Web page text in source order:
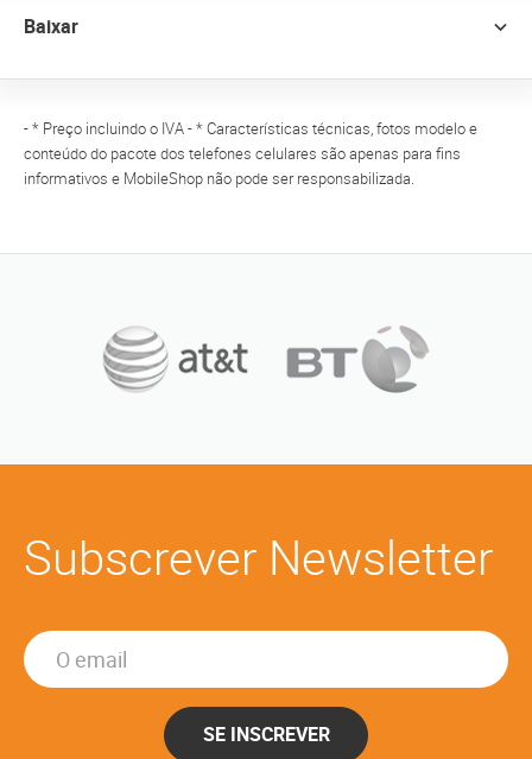
Baixar
- * Preço incluindo o IVA - * Características técnicas, fotos modelo e
conteúdo do pacote dos telefones celulares são apenas para fins
informativos e MobileShop não pode ser responsabilizada.
Subscrever Newsletter
SE INSCREVER